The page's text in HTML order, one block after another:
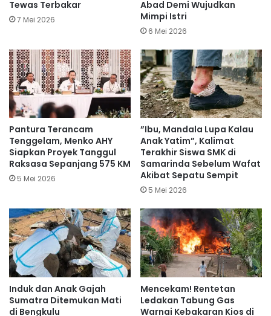
Tewas Terbakar
7 Mei 2026
Abad Demi Wujudkan
Mimpi Istri
6 Mei 2026
Pantura Terancam
Tenggelam, Menko AHY
Siapkan Proyek Tanggul
Raksasa Sepanjang 575 KM
5 Mei 2026
​”Ibu, Mandala Lupa Kalau
Anak Yatim”, Kalimat
Terakhir Siswa SMK di
Samarinda Sebelum Wafat
Akibat Sepatu Sempit
5 Mei 2026
Induk dan Anak Gajah
Sumatra Ditemukan Mati
di Bengkulu
Mencekam! Rentetan
Ledakan Tabung Gas
Warnai Kebakaran Kios di